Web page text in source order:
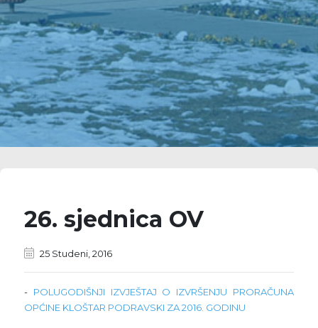
26. sjednica OV
25 Studeni, 2016
- POLUGODIŠNJI IZVJEŠTAJ O IZVRŠENJU PRORAČUNA
OPĆINE KLOŠTAR PODRAVSKI ZA 2016. GODINU